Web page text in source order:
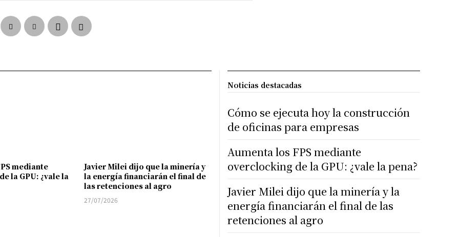
mediante
la GPU: ¿vale la
Javier Milei dijo que la minería y
la energía financiarán el final de
las retenciones al agro
27/07/2026
Noticias destacadas
Cómo se ejecuta hoy la construcción
de oficinas para empresas
Aumenta los FPS mediante
overclocking de la GPU: ¿vale la pena?
Javier Milei dijo que la minería y la
energía financiarán el final de las
retenciones al agro